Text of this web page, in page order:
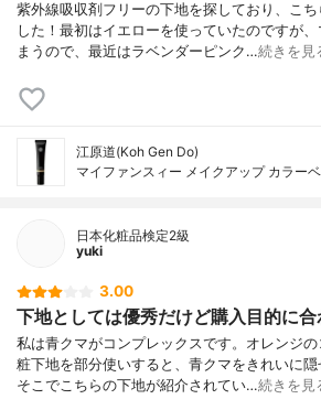
紫外線吸収剤フリーの下地を探しており、こ
した！最初はイエローを使っていたのですが
まうので、最近はラベンダーピンク…続きを見
江原道(Koh Gen Do)
マイファンスィー メイクアップ カラー
日本化粧品検定2級
yuki
3.00
下地としては優秀だけど購入目的に
私は青クマがコンプレックスです。オレンジ
粧下地を部分使いすると、青クマをきれいに隠
そこでこちらの下地が紹介されてい…続きを見